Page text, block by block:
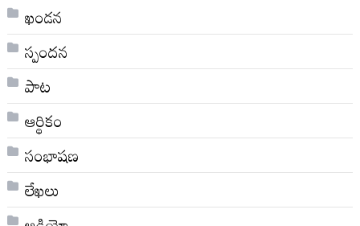
ఖండన
స్పందన
పాట
ఆర్థికం
సంభాషణ
లేఖలు